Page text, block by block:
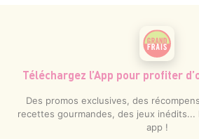
Téléchargez l’App pour profiter
Des promos exclusives, des
recettes gourmandes, des jeux
app !